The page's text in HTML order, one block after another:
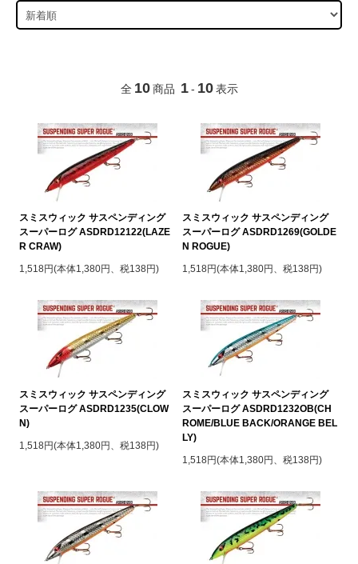
全 10 商品 1 - 10 表示
スミスウィック サスペンディング
スーパーログ ASDRD12122(LAZE
R CRAW)
1,518円(本体1,380円、税138円)
スミスウィック サスペンディング
スーパーログ ASDRD1269(GOLDE
N ROGUE)
1,518円(本体1,380円、税138円)
スミスウィック サスペンディング
スーパーログ ASDRD1235(CLOW
N)
1,518円(本体1,380円、税138円)
スミスウィック サスペンディング
スーパーログ ASDRD1232OB(CH
ROME/BLUE BACK/ORANGE BEL
LY)
1,518円(本体1,380円、税138円)